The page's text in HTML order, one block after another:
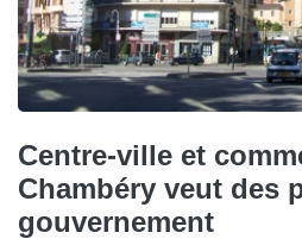
Centre-ville et
Chambéry veut des
gouvernement